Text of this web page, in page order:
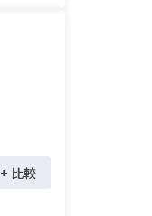
+ 比較